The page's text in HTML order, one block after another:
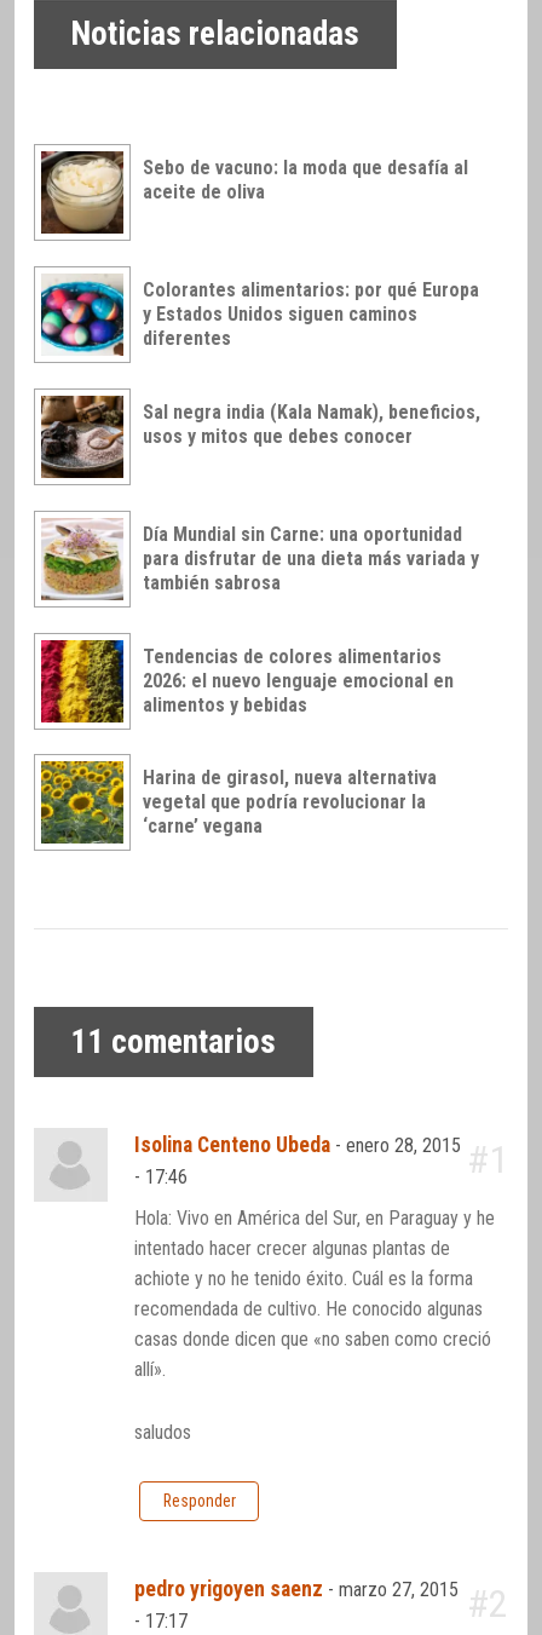
Noticias relacionadas
Sebo de vacuno: la moda que desafía al
aceite de oliva
Colorantes alimentarios: por qué Europa
y Estados Unidos siguen caminos
diferentes
Sal negra india (Kala Namak), beneficios,
usos y mitos que debes conocer
Día Mundial sin Carne: una oportunidad
para disfrutar de una dieta más variada y
también sabrosa
Tendencias de colores alimentarios
2026: el nuevo lenguaje emocional en
alimentos y bebidas
Harina de girasol, nueva alternativa
vegetal que podría revolucionar la
‘carne’ vegana
11 comentarios
Isolina Centeno Ubeda -enero 28, 2015
- 17:46
#1
Hola: Vivo en América del Sur, en Paraguay y he
intentado hacer crecer algunas plantas de
achiote y no he tenido éxito. Cuál es la forma
recomendada de cultivo. He conocido algunas
casas donde dicen que «no saben como creció
allí».
saludos
Responder
pedro yrigoyen saenz -marzo 27, 2015
- 17:17
#2